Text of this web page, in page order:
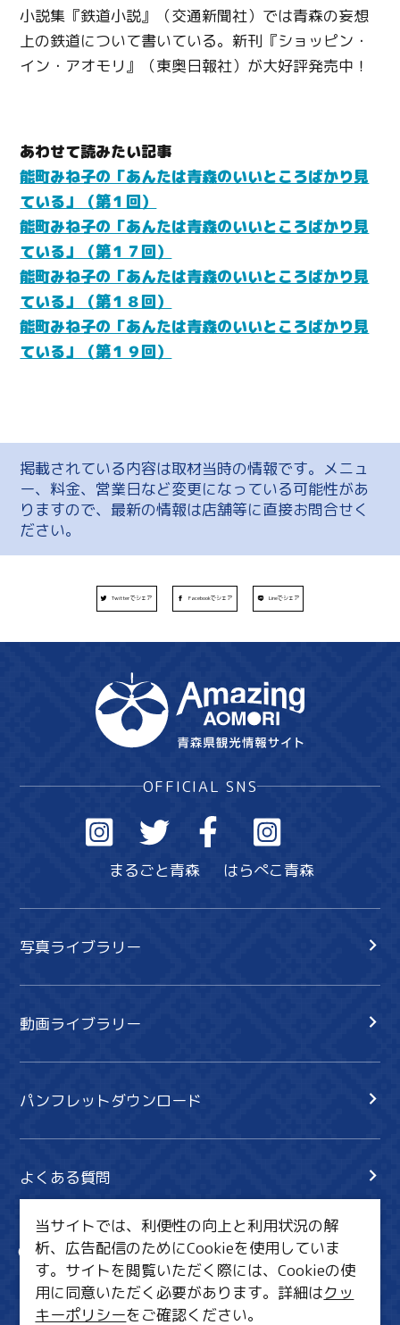
小説集『鉄道小説』（交通新聞社）では青森の妄想
上の鉄道について書いている。新刊『ショッピン・
イン・アオモリ』（東奥日報社）が大好評発売中！
あわせて読みたい記事
能町みね子の「あんたは青森のいいところばかり見
ている」（第１回）
能町みね子の「あんたは青森のいいところばかり見
ている」（第１７回）
能町みね子の「あんたは青森のいいところばかり見
ている」（第１８回）
能町みね子の「あんたは青森のいいところばかり見
ている」（第１９回）
掲載されている内容は取材当時の情報です。メニュ
ー、料金、営業日など変更になっている可能性があ
りますので、最新の情報は店舗等に直接お問合せく
ださい。
Twitterでシェア Facebookでシェア Lineでシェア
OFFICIAL SNS
まるごと青森 はらぺこ青森
写真ライブラリー
動画ライブラリー
パンフレットダウンロード
よくある質問
サイト内検索
共有
行きたいリスト
当サイトでは、利便性の向上と利用状況の解
析、広告配信のためにCookieを使用していま
す。サイトを閲覧いただく際には、Cookieの使
用に同意いただく必要があります。詳細はクッ
キーポリシーをご確認ください。